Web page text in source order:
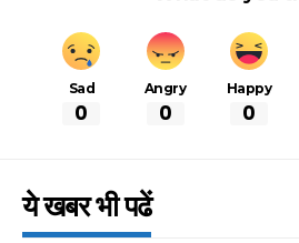
Sad
0
Angry
0
Happy
0
ये खबर भी पढें